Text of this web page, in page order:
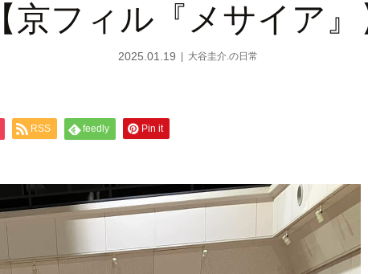
【京フィル『メサイア
2025.01.19 大谷圭介.の日常
RSS feedly Pin it